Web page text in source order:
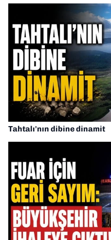
Tahtalı'nın dibine dinamit